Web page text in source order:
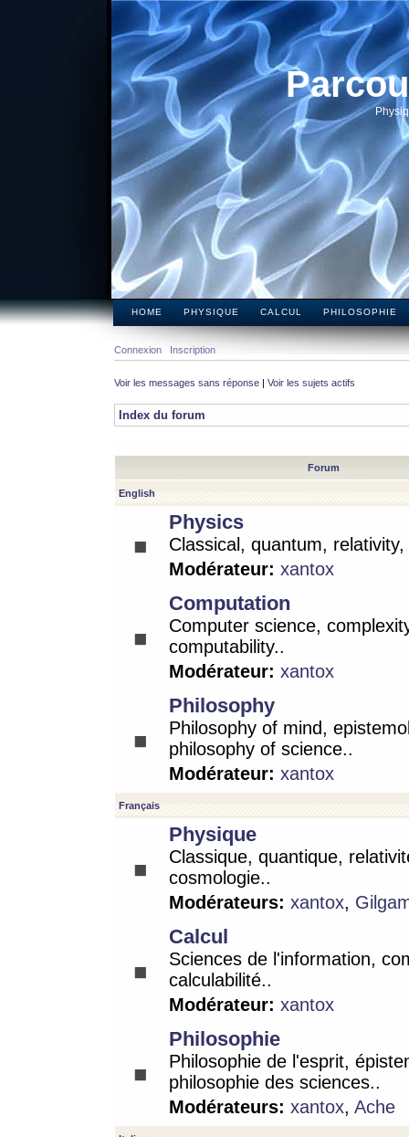
HOME PHYSIQUE CALCUL PHILOSOPHIE
Connexion Inscription
Voir les messages sans réponse | Voir les sujets actifs
Index du forum
Forum
English
Physics
Classical, quantum,
Modérateur: xantox
Computation
Computer science,
computability..
Modérateur: xantox
Philosophy
Philosophy of mind,
philosophy of science..
Modérateur: xantox
Français
Physique
Classique, quantique,
cosmologie..
Modérateurs: xantox,
Calcul
Sciences de l'information,
calculabilité..
Modérateur: xantox
Philosophie
Philosophie de l'esprit,
philosophie des sciences..
Modérateurs: xantox, Ache